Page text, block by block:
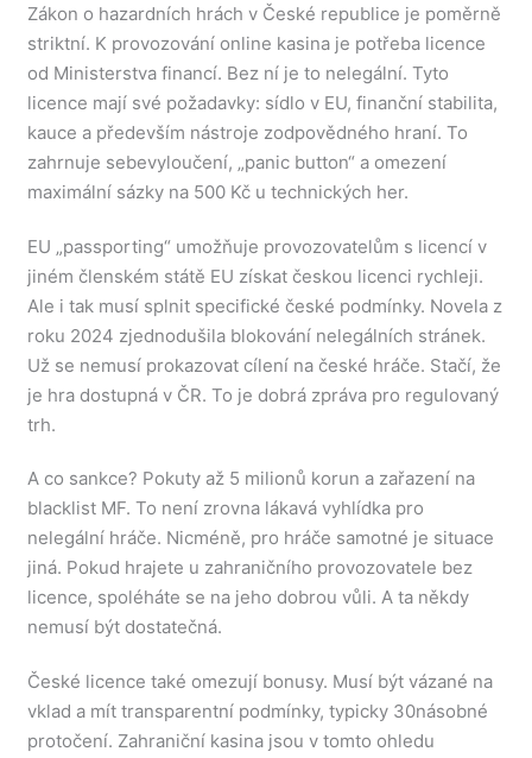
Zákon o hazardních hrách v České republice je poměrně
striktní. K provozování online kasina je potřeba licence
od Ministerstva financí. Bez ní je to nelegální. Tyto
licence mají své požadavky: sídlo v EU, finanční stabilita,
kauce a především nástroje zodpovědného hraní. To
zahrnuje sebevyloučení, „panic button“ a omezení
maximální sázky na 500 Kč u technických her.
EU „passporting“ umožňuje provozovatelům s licencí v
jiném členském státě EU získat českou licenci rychleji.
Ale i tak musí splnit specifické české podmínky. Novela z
roku 2024 zjednodušila blokování nelegálních stránek.
Už se nemusí prokazovat cílení na české hráče. Stačí, že
je hra dostupná v ČR. To je dobrá zpráva pro regulovaný
trh.
A co sankce? Pokuty až 5 milionů korun a zařazení na
blacklist MF. To není zrovna lákavá vyhlídka pro
nelegální hráče. Nicméně, pro hráče samotné je situace
jiná. Pokud hrajete u zahraničního provozovatele bez
licence, spoléháte se na jeho dobrou vůli. A ta někdy
nemusí být dostatečná.
České licence také omezují bonusy. Musí být vázané na
vklad a mít transparentní podmínky, typicky 30násobné
protočení. Zahraniční kasina jsou v tomto ohledu